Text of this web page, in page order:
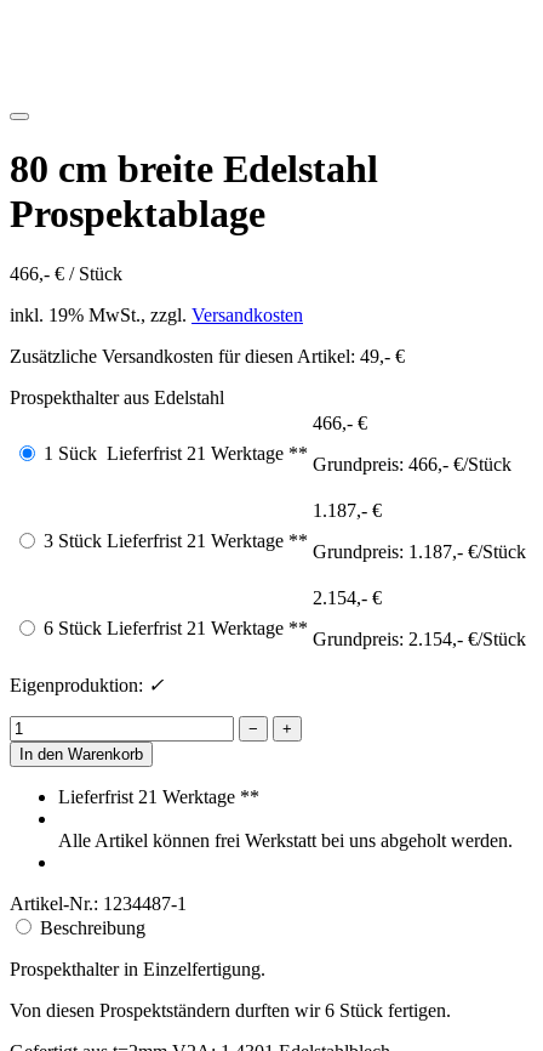
80 cm breite Edelstahl
Prospektablage
466,- € / Stück
inkl. 19% MwSt., zzgl. Versandkosten
Zusätzliche Versandkosten für diesen Artikel: 49,- €
Prospekthalter aus Edelstahl
1 Sück Lieferfrist 21 Werktage **
466,- €
Grundpreis: 466,- €/Stück
3 Stück Lieferfrist 21 Werktage **
1.187,- €
Grundpreis: 1.187,- €/Stück
6 Stück Lieferfrist 21 Werktage **
2.154,- €
Grundpreis: 2.154,- €/Stück
Eigenproduktion: ✓
−
+
In den Warenkorb
Lieferfrist 21 Werktage **
Alle Artikel können frei Werkstatt bei uns abgeholt werden.
Artikel-Nr.: 1234487-1
Beschreibung
Prospekthalter in Einzelfertigung.
Von diesen Prospektständern durften wir 6 Stück fertigen.